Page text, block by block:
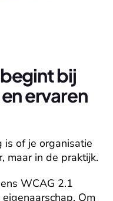
bij
ervaren
is of je organisatie
maar in de praktijk.
WCAG 2.1
Om